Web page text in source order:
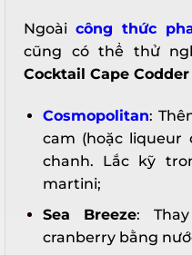
Ngoàicông thức
cũng có thể thử
Cocktail Cape Codder
Cosmopolitan:
cam (hoặc liqueur
chanh. Lắc kỹ
martini;
Sea Breeze:
cranberry bằng